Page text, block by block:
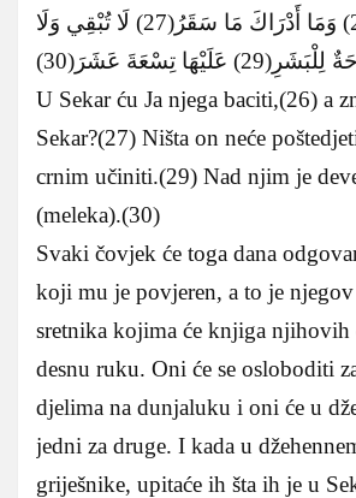
سَأُصْلِيهِ سَقَرَ(26) وَمَا أَدْرَاكَ مَا سَقَرُ(27) لَا تُبْقِي وَلَا
U Sekar ću Ja njega baciti,(26) a
Sekar?(27) Ništa on neće
crnim učiniti.(29) Nad njim je
(meleka).(30)
Svaki čovjek će toga dana
koji mu je povjeren, a to je
sretnika kojima će knjiga njihovih
desnu ruku. Oni će se osloboditi
djelima na dunjaluku i oni će u
jedni za druge. I kada u
griješnike, upitaće ih šta ih je u